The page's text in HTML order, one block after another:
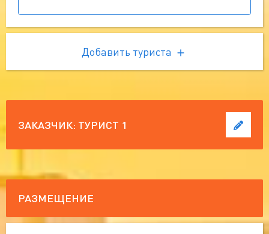
Добавить туриста
ЗАКАЗЧИК: ТУРИСТ 1
РАЗМЕЩЕНИЕ